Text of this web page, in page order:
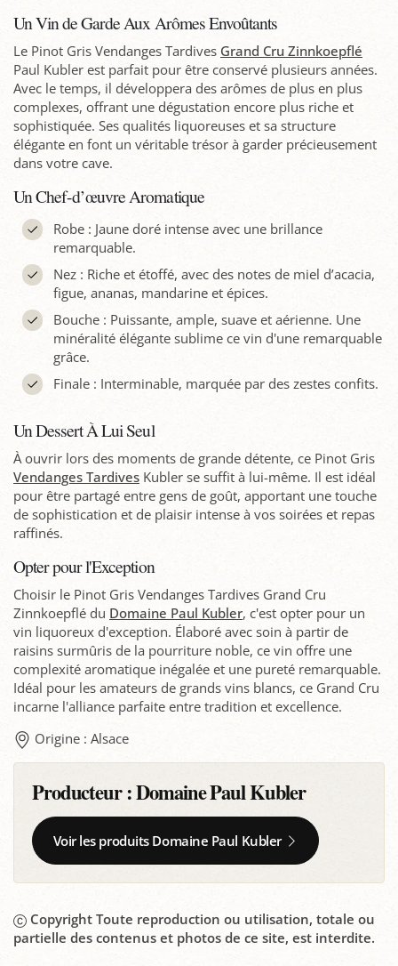
Un Vin de Garde Aux Arômes Envoûtants
Le Pinot Gris Vendanges Tardives Grand Cru Zinnkoepflé
Paul Kubler est parfait pour être conservé plusieurs années.
Avec le temps, il développera des arômes de plus en plus
complexes, offrant une dégustation encore plus riche et
sophistiquée. Ses qualités liquoreuses et sa structure
élégante en font un véritable trésor à garder précieusement
dans votre cave.
Un Chef-d’œuvre Aromatique
Robe : Jaune doré intense avec une brillance
remarquable.
Nez : Riche et étoffé, avec des notes de miel d’acacia,
figue, ananas, mandarine et épices.
Bouche : Puissante, ample, suave et aérienne. Une
minéralité élégante sublime ce vin d'une remarquable
grâce.
Finale : Interminable, marquée par des zestes confits.
Un Dessert À Lui Seul
À ouvrir lors des moments de grande détente, ce Pinot Gris
Vendanges Tardives Kubler se suffit à lui-même. Il est idéal
pour être partagé entre gens de goût, apportant une touche
de sophistication et de plaisir intense à vos soirées et repas
raffinés.
Opter pour l'Exception
Choisir le Pinot Gris Vendanges Tardives Grand Cru
Zinnkoepflé du Domaine Paul Kubler, c'est opter pour un
vin liquoreux d'exception. Élaboré avec soin à partir de
raisins surmûris de la pourriture noble, ce vin offre une
complexité aromatique inégalée et une pureté remarquable.
Idéal pour les amateurs de grands vins blancs, ce Grand Cru
incarne l'alliance parfaite entre tradition et excellence.
Origine : Alsace
Producteur :Domaine Paul Kubler
Voir les produits Domaine Paul Kubler
Copyright Toute reproduction ou utilisation, totale ou
partielle des contenus et photos de ce site, est interdite.